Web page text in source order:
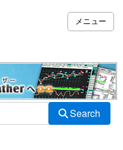
Search
メニュー